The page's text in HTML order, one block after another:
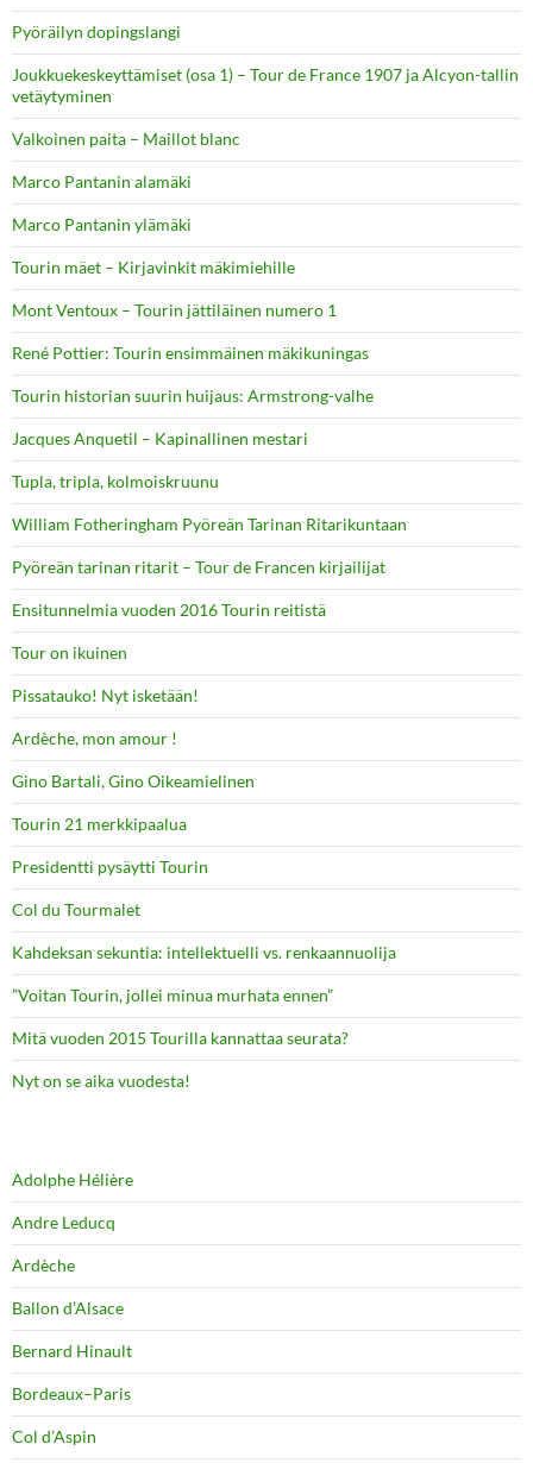
Pyöräilyn dopingslangi
Joukkuekeskeyttämiset (osa 1) – Tour de France 1907 ja Alcyon-tallin
vetäytyminen
Valkoinen paita – Maillot blanc
Marco Pantanin alamäki
Marco Pantanin ylämäki
Tourin mäet – Kirjavinkit mäkimiehille
Mont Ventoux – Tourin jättiläinen numero 1
René Pottier: Tourin ensimmäinen mäkikuningas
Tourin historian suurin huijaus: Armstrong-valhe
Jacques Anquetil – Kapinallinen mestari
Tupla, tripla, kolmoiskruunu
William Fotheringham Pyöreän Tarinan Ritarikuntaan
Pyöreän tarinan ritarit – Tour de Francen kirjailijat
Ensitunnelmia vuoden 2016 Tourin reitistä
Tour on ikuinen
Pissatauko! Nyt isketään!
Ardèche, mon amour !
Gino Bartali, Gino Oikeamielinen
Tourin 21 merkkipaalua
Presidentti pysäytti Tourin
Col du Tourmalet
Kahdeksan sekuntia: intellektuelli vs. renkaannuolija
”Voitan Tourin, jollei minua murhata ennen”
Mitä vuoden 2015 Tourilla kannattaa seurata?
Nyt on se aika vuodesta!
Adolphe Hélière
Andre Leducq
Ardèche
Ballon d’Alsace
Bernard Hinault
Bordeaux–Paris
Col d’Aspin